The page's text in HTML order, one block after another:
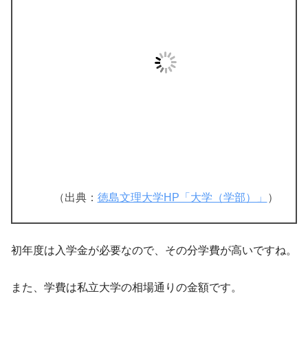
（出典： 徳島文理大学HP「大学（学部）」 ）
初年度は入学金が必要なので、その分学費が高いですね。
また、学費は私立大学の相場通りの金額です。